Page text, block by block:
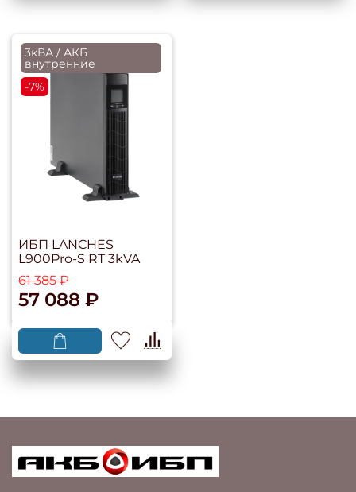
3кВА / АКБ
внутренние
-7%
ИБП LANCHES
L900Pro-S RT 3kVA
61 385 ₽
57 088 ₽